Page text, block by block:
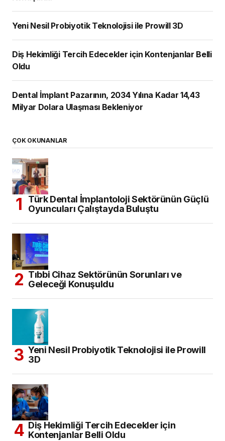
Yeni Nesil Probiyotik Teknolojisi ile Prowill 3D
Diş Hekimliği Tercih Edecekler için Kontenjanlar Belli
Oldu
Dental İmplant Pazarının, 2034 Yılına Kadar 14,43
Milyar Dolara Ulaşması Bekleniyor
ÇOK OKUNANLAR
Türk Dental İmplantoloji Sektörünün Güçlü
Oyuncuları Çalıştayda Buluştu
Tıbbi Cihaz Sektörünün Sorunları ve
Geleceği Konuşuldu
Yeni Nesil Probiyotik Teknolojisi ile Prowill
3D
Diş Hekimliği Tercih Edecekler için
Kontenjanlar Belli Oldu